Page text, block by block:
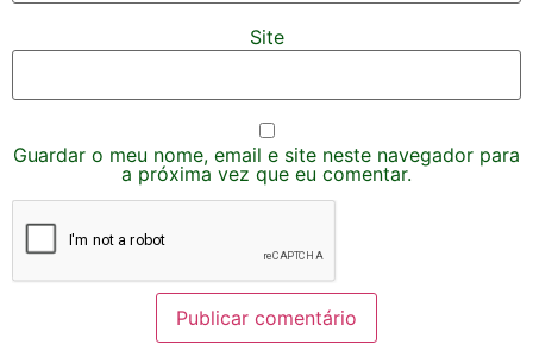
Site
Guardar o meu nome, email e site neste navegador para
a próxima vez que eu comentar.